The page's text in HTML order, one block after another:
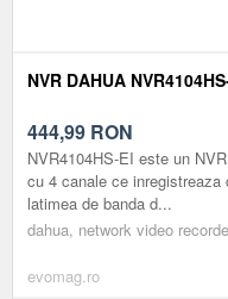
NVR DAHUA
444,99 RON
NVR4104HS-EI este un
cu 4 canale ce
latimea de banda d...
dahua, network video
evomag.ro